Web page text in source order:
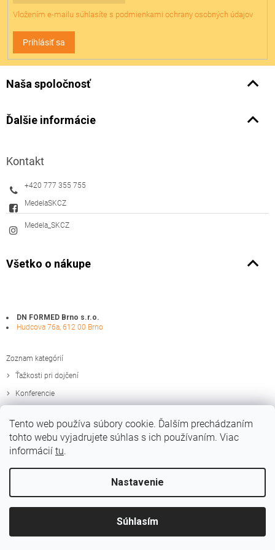
Tento web používa súbory cookie. Ďalším prechádzaním
tohto webu vyjadrujete súhlas s ich používaním. Viac
informácií tu.
Nastavenie
Súhlasím
Vložením e-mailu súhlasíte s podmienkami ochrany osobných údajov
Prihlásiť sa
Naša spoločnosť
Ďalšie informácie
Kontakt
+420 777 355 755
MedelaSKCZ
Medela_SKCZ
Všetko o nákupe
DN FORMED Brno s.r.o.
Hudcova 76a, 612 00 Brno
Zoznam kategórií
Ťažkosti pri dojčení
Konferencie
Edukačné materiály
Vytvoril Shoptet
Medela.sk. Všetky práva vyhradené.